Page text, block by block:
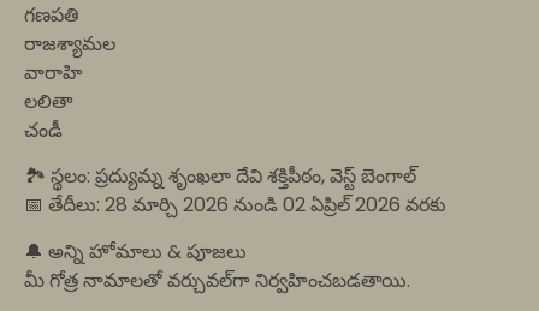
గణపతి
రాజశ్యామల
వారాహి
లలితా
చండీ
🏞️ స్థలం: ప్రద్యుమ్న శృంఖలా దేవి శక్తిపీఠం, వెస్ట్ బెంగాల్
📅 తేదీలు: 28 మార్చి 2026 నుండి 02 ఏప్రిల్ 2026 వరకు
🔔 అన్ని హోమాలు & పూజలు
మీ గోత్ర నామాలతో వర్చువల్‌గా నిర్వహించబడతాయి.